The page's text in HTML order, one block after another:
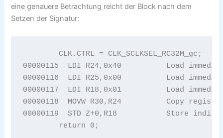
eine genauere Betrachtung reicht der Block nach dem
Setzen der Signatur:
00000115  LDI R24,0x40		Load immediate
00000116  LDI R25,0x00		Load immediate
00000117  LDI R18,0x01		Load immediate
00000118  MOVW R30,R24		Copy register pair
00000119  STD Z+0,R18		Store indirect with displacement
	return 0;